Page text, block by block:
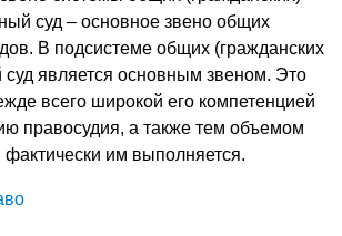
суд – основное звено общих
В подсистеме общих (гражданских
является основным звеном. Это
всего широкой его компетенцией
правосудия, а также тем объемом
им выполняется.